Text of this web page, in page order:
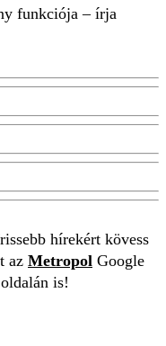
funkciója – írja
hírekért kövess
az Metropol Google
is!